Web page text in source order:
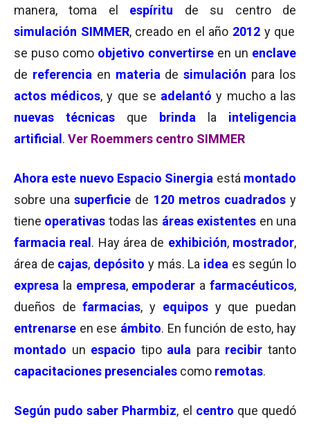
manera, toma el espíritu
de su centro de
simulación SIMMER, creado en el año 2012 y que
se puso como objetivo convertirse en un enclave
de referencia en materia desimulación para los
actos médicos, y que se adelantó y mucho a las
nuevas técnicas
que brinda la inteligencia
artificial . Ver Roemmers centro SIMMER
Ahora este nuevo Espacio Sinergia está montado
sobre unasuperficie de 120 metros cuadradosy
tiene operativas todas las áreas existentes en una
farmacia real . Hay área de exhibición, mostrador,
área de cajas, depósito y más. La idea es según lo
expresa la empresa, empoderar afarmacéuticos,
dueños defarmacias, y equipos y que puedan
entrenarse en ese ámbito. En función de esto, hay
montado un espacio tipo aula para recibir tanto
capacitaciones presenciales como remotas.
Según pudo saber Pharmbiz, el centro que quedó